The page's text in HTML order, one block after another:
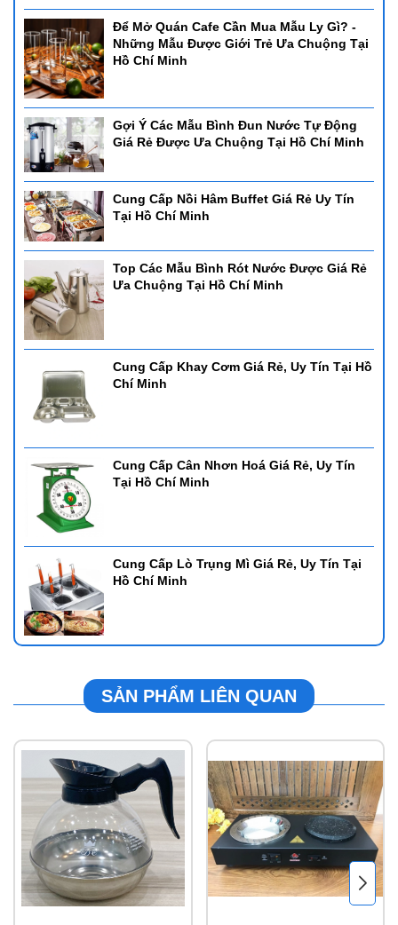
Để Mở Quán Cafe Cần Mua Mẫu Ly Gì? -
Những Mẫu Được Giới Trẻ Ưa Chuộng Tại
Hồ Chí Minh
Gợi Ý Các Mẫu Bình Đun Nước Tự Động
Giá Rẻ Được Ưa Chuộng Tại Hồ Chí Minh
Cung Cấp Nồi Hâm Buffet Giá Rẻ Uy Tín
Tại Hồ Chí Minh
Top Các Mẫu Bình Rót Nước Được Giá Rẻ
Ưa Chuộng Tại Hồ Chí Minh
Cung Cấp Khay Cơm Giá Rẻ, Uy Tín Tại Hồ
Chí Minh
Cung Cấp Cân Nhơn Hoá Giá Rẻ, Uy Tín
Tại Hồ Chí Minh
Cung Cấp Lò Trụng Mì Giá Rẻ, Uy Tín Tại
Hồ Chí Minh
SẢN PHẨM LIÊN QUAN